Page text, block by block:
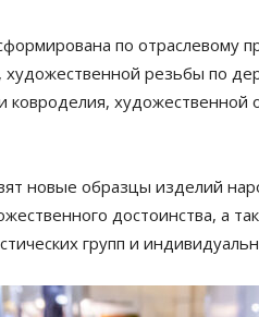
по отраслевому
резьбы по
ковроделия, художественной
новые образцы изделий
достоинства, а
групп и